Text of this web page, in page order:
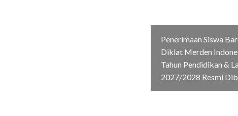
Penerimaan Siswa
Diklat Merden
Tahun Pendidikan &
2027/2028 Resmi